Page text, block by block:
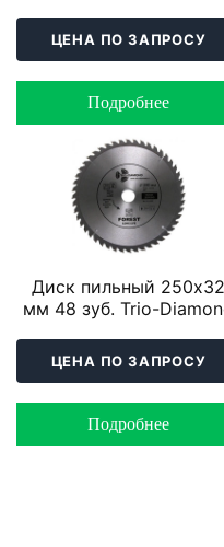
ЦЕНА ПО ЗАПРОСУ
Подробнее
Диск пильный 250х32
мм 48 зуб. Trio-
ЦЕНА ПО ЗАПРОСУ
Подробнее